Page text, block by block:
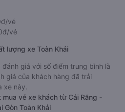
vé
vé
lượng xe Toàn Khải
giá với số điểm trung bình là
giá của khách hàng đã trải
xe này.
mua vé xe khách từ Cái Răng -
Gòn Toàn Khải